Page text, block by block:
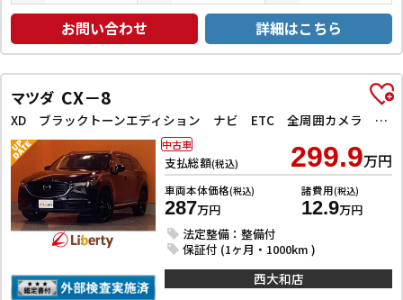
お問い合わせ 詳細はこちら
マツダ CX－8
XD ブラックトーンエディション ナビ ETC 全周囲カメラ クリアランスソナー オートクルーズコントロール レーンアシスト 衝突被害軽減システム オートライト LEDヘッドランプ 電動リアゲート アルミホイール
支払総額(税込) 299.9万円
車両本体価格(税込)
287万円
諸費用(税込)
12.9万円
法定整備：整備付
保証付 (1ヶ月・1000km )
中古車
西大和店